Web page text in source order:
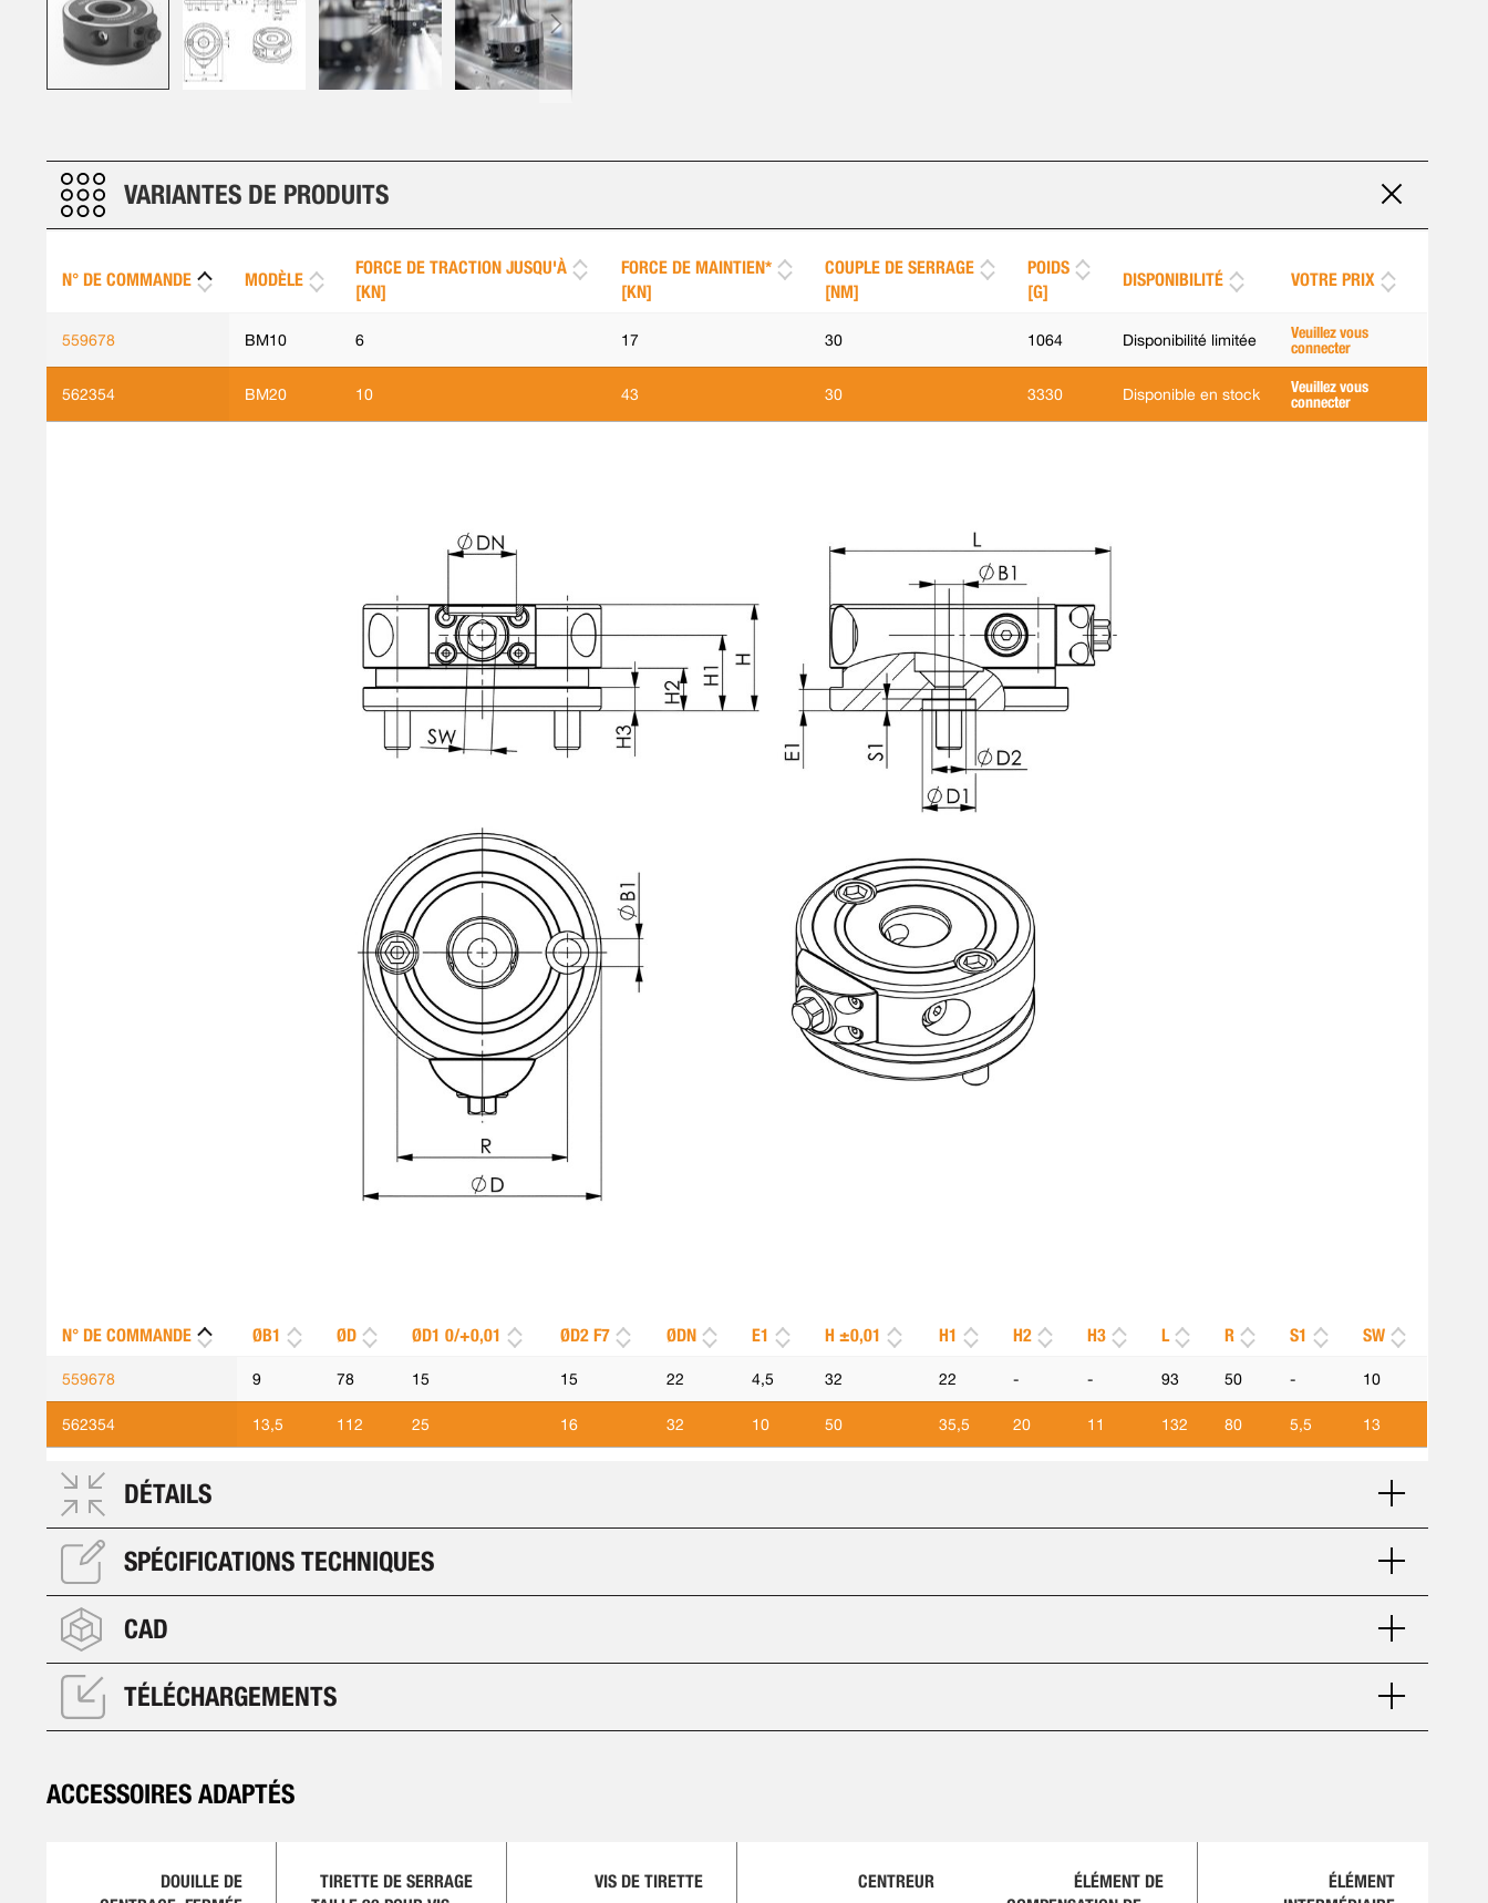
the
beginning
the
gallery
VARIANTES DE PRODUITS
N° DE COMMANDE MODÈLE
FORCE DE TRACTION JUSQU'À
[KN]
FORCE DE MAINTIEN*
[KN]
COUPLE DE SERRAGE
[NM]
POIDS
[G]
DISPONIBILITÉ VOTRE PRIX
559678 BM10 6 17 30 1064 Disponibilité limitée
Veuillez vous
connecter
562354 BM20 10 43 30 3330 Disponible en stock
Veuillez vous
connecter
N° DE COMMANDE ØB1 ØD ØD1 0/+0,01 ØD2 F7 ØDN E1 H ±0,01 H1 H2 H3 L R S1 SW
559678 9 78 15 15 22 4,5 32 22 - - 93 50 - 10
562354 13,5 112 25 16 32 10 50 35,5 20 11 132 80 5,5 13
DÉTAILS
SPÉCIFICATIONS TECHNIQUES
CAD
TÉLÉCHARGEMENTS
ACCESSOIRES ADAPTÉS
DOUILLE DE
TIRETTE DE SERRAGE
VIS DE TIRETTE CENTREUR
ÉLÉMENT DE
ÉLÉMENT